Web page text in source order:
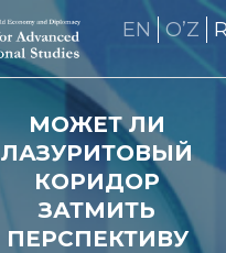
EN OʼZ
МОЖЕТ ЛИ
ЛАЗУРИТОВЫЙ
КОРИДОР
ЗАТМИТЬ
ПЕРСПЕКТИВУ